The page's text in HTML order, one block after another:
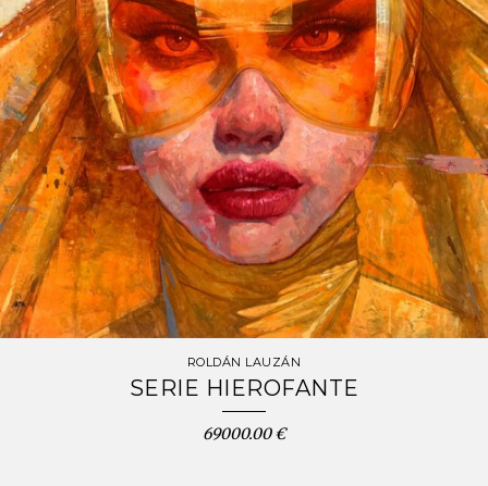
ROLDÁN LAUZÁN
SERIE HIEROFANTE
69000.00 €